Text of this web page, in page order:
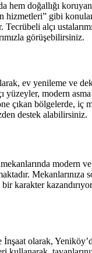
doğallığı
gibi
alçı
görüşebilirsiniz.
ev yenileme ve
modern
bölgelerde, iç
destek alabilirsiniz.
modern
olarak,